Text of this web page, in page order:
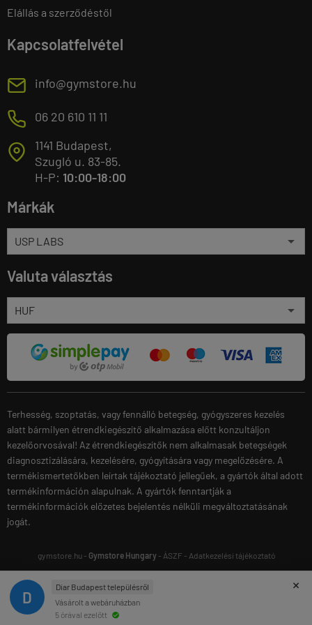
Elállás a szerződéstől
Kapcsolatfelvétel
E info@gymstore.hu
M 06 20 610 11 11
T
1141 Budapest,
Szugló u. 83-85.
H-P: 10:00-18:00
Márkák
Valuta választás
Terhesség, szoptatás, vagy fennálló betegség, gyógyszeres kezelés
alatt bármilyen étrendkiegészítő alkalmazása előtt konzultáljon
kezelőorvosával! Az étrendkiegészítők nem alkalmasak betegségek
diagnosztizálására, kezelésére, gyógyítására vagy megelőzésére. A
termékismertetőkben leírtak tájékoztató jellegűek, a gyártók által adott
termékinformáción alapulnak. A gyártók fenntartják a
termékinformációk előzetes bejelentés nélküli megváltoztatásának
jogát.
gymstore.hu - Gymstore Hungary- ÁSZF- Adatkezelési tájékoztató
×
D
Diar Budapest településről
Vásárolt a webáruházban
5 órával ezelőtt
